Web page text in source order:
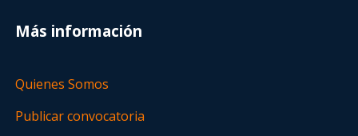
Más información
Quienes Somos
Publicar convocatoria